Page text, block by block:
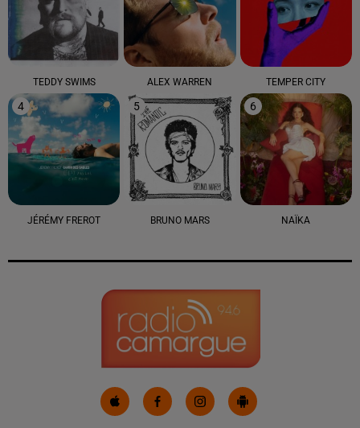
TEDDY SWIMS ALEX WARREN TEMPER CITY
4
JÉRÉMY FREROT
5
BRUNO MARS
6
NAÏKA